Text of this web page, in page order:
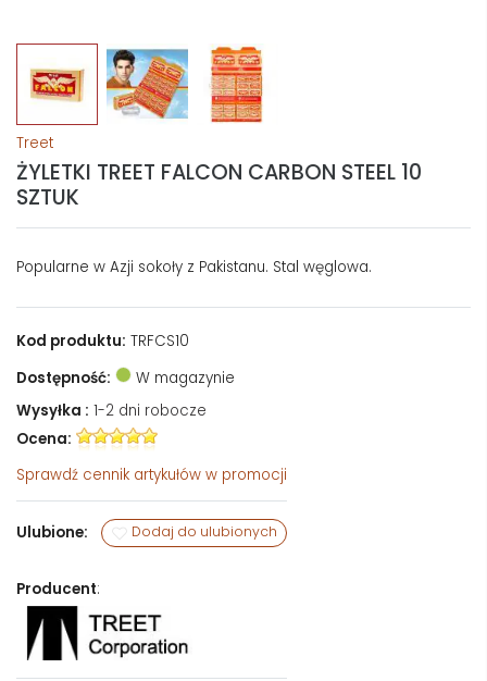
Treet
ŻYLETKI TREET FALCON CARBON STEEL 10
SZTUK
Popularne w Azji sokoły z Pakistanu. Stal węglowa.
Kod produktu: TRFCS10
Dostępność:
W magazynie
Wysyłka : 1-2 dni robocze
Ocena:
Sprawdź cennik artykułów w promocji
Ulubione: Dodaj do ulubionych
Producent: